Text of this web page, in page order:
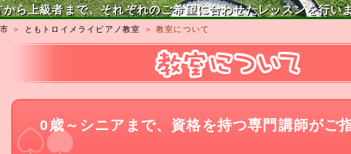
ら上級者まで、それぞれのご希望に合わせたレッスンを行い
＞ ともトロイメライピアノ教室 ＞ 教室について
0歳～シニアまで、資格を持つ専門講師がご